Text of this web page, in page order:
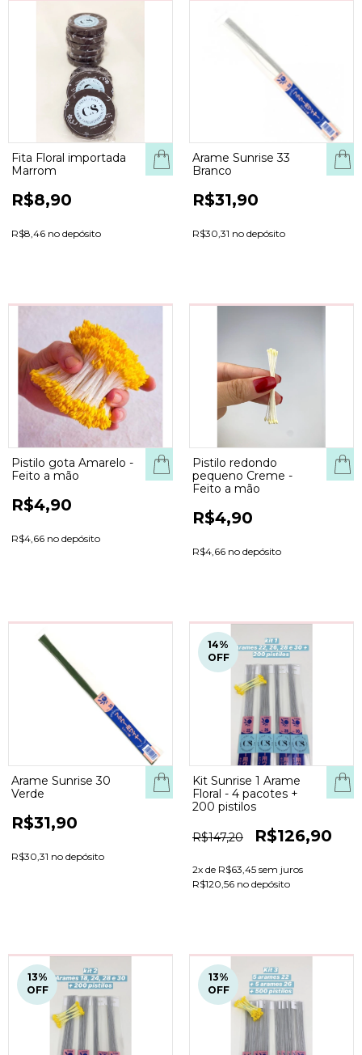
Fita Floral importada
Marrom
R$8,90
R$8,46 no depósito
Arame Sunrise 33
Branco
R$31,90
R$30,31 no depósito
Pistilo gota Amarelo -
Feito a mão
R$4,90
R$4,66 no depósito
COMPRARPistilo redondo
pequeno Creme -
Feito a mão
R$4,90
R$4,66 no depósito
Arame Sunrise 30
Verde
R$31,90
R$30,31 no depósito
14%
OFF
Kit Sunrise 1 Arame
Floral - 4 pacotes +
200 pistilos
R$147,20 R$126,90
2x de R$63,45 sem juros
R$120,56 no depósito
13%
OFF
13%
OFF